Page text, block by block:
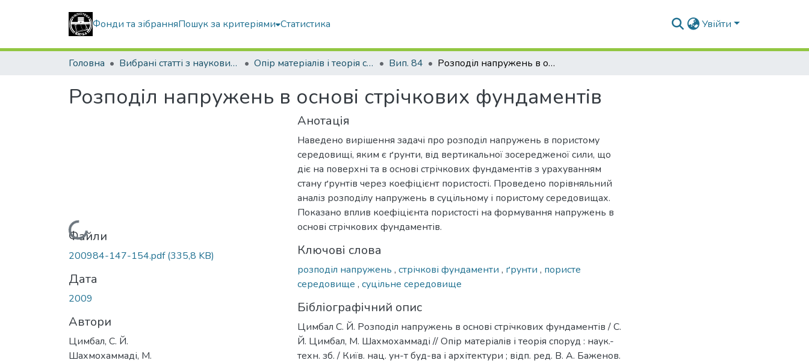
Фонди та зібранняПошук за критеріями Статистика Увійти
Головна Вибрані статті з наукових збірників КНУБА Опір матеріалів і теорія споруд Вип. 84 Розподіл напружень в основі стрічкових фундаментів
Розподіл напружень в основі стрічкових фундаментів
Вантажиться...
Файли
200984-147-154.pdf(335,8 KB)
Дата
2009
Автори
Цимбал, С. Й.
Шахмохаммаді, М.
Анотація
Наведено вирішення задачі про розподіл напружень в пористому
середовищі, яким є ґрунти, від вертикальної зосередженої сили, що
діє на поверхні та в основі стрічкових фундаментів з урахуванням
стану ґрунтів через коефіцієнт пористості. Проведено порівняльний
аналіз розподілу напружень в суцільному і пористому середовищах.
Показано вплив коефіцієнта пористості на формування напружень в
основі стрічкових фундаментів.
Ключові слова
розподіл напружень , стрічкові фундаменти , ґрунти , пористе
середовище , суцільне середовище
Бібліографічний опис
Цимбал С. Й. Розподіл напружень в основі стрічкових фундаментів / С.
Й. Цимбал, М. Шахмохаммаді // Опір матеріалів і теорія споруд : наук.-
техн. зб. / Київ. нац. ун-т буд-ва і архітектури ; відп. ред. В. А. Баженов.